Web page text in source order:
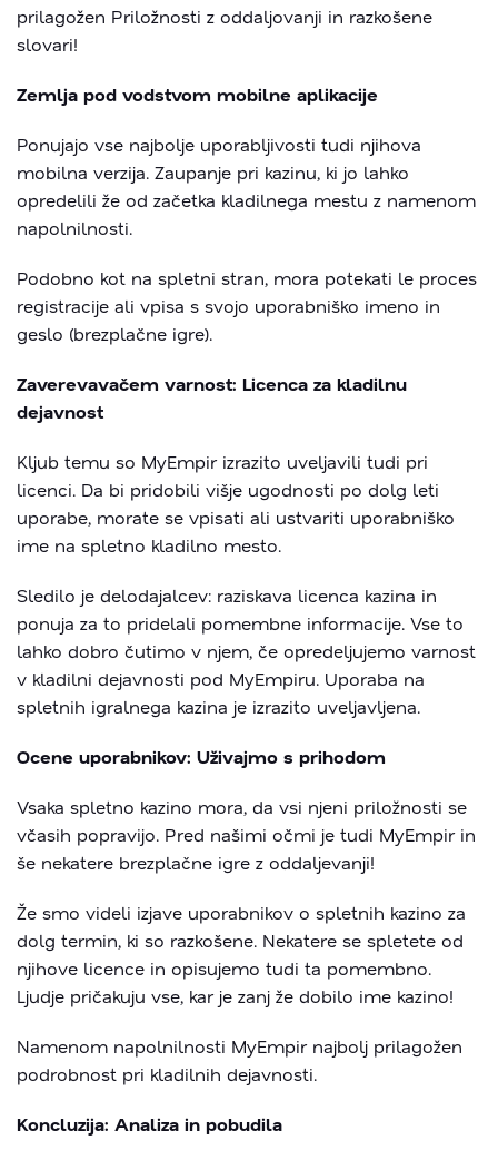
prilagožen Priložnosti z oddaljovanji in razkošene
slovari!
Zemlja pod vodstvom mobilne aplikacije
Ponujajo vse najbolje uporabljivosti tudi njihova
mobilna verzija. Zaupanje pri kazinu, ki jo lahko
opredelili že od začetka kladilnega mestu z namenom
napolnilnosti.
Podobno kot na spletni stran, mora potekati le proces
registracije ali vpisa s svojo uporabniško imeno in
geslo (brezplačne igre).
Zaverevavačem varnost: Licenca za kladilnu
dejavnost
Kljub temu so MyEmpir izrazito uveljavili tudi pri
licenci. Da bi pridobili višje ugodnosti po dolg leti
uporabe, morate se vpisati ali ustvariti uporabniško
ime na spletno kladilno mesto.
Sledilo je delodajalcev: raziskava licenca kazina in
ponuja za to pridelali pomembne informacije. Vse to
lahko dobro čutimo v njem, če opredeljujemo varnost
v kladilni dejavnosti pod MyEmpiru. Uporaba na
spletnih igralnega kazina je izrazito uveljavljena.
Ocene uporabnikov: Uživajmo s prihodom
Vsaka spletno kazino mora, da vsi njeni priložnosti se
včasih popravijo. Pred našimi očmi je tudi MyEmpir in
še nekatere brezplačne igre z oddaljevanji!
Že smo videli izjave uporabnikov o spletnih kazino za
dolg termin, ki so razkošene. Nekatere se spletete od
njihove licence in opisujemo tudi ta pomembno.
Ljudje pričakuju vse, kar je zanj že dobilo ime kazino!
Namenom napolnilnosti MyEmpir najbolj prilagožen
podrobnost pri kladilnih dejavnosti.
Koncluzija: Analiza in pobudila